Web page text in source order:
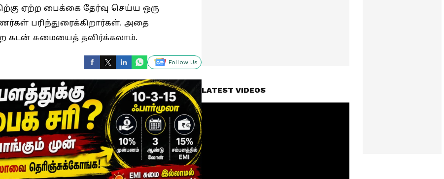
ஏற்ற பைக்கை தேர்வு செய்ய ஒரு
பரிந்துரைக்கிறார்கள். அதை
சுமையைத் தவிர்க்கலாம்.
Follow Us
LATEST VIDEOS